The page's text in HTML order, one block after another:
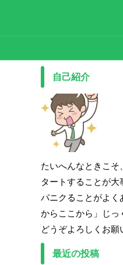
自己紹介
たいへんなときこそ
タートすることが大
パニクることがよ
からここから」じっ
どうぞよろしくお願
最近の投稿